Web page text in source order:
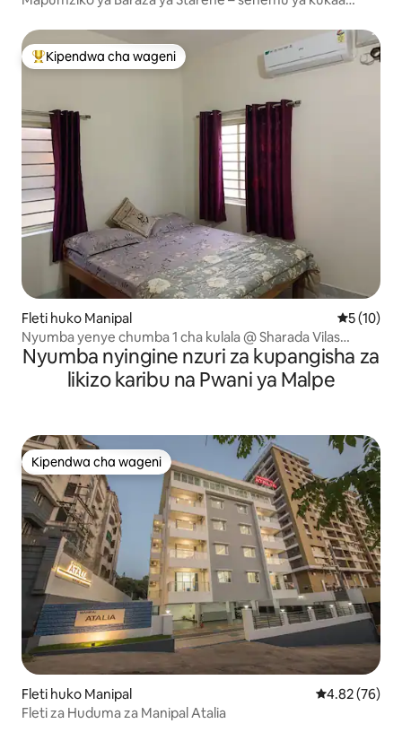
Kipendwa maarufu cha wageni
Kipendwa cha wageni
Fleti huko Manipal Ukadiriaji
5 (10)
Nyumba yenye chumba 1 cha kulala @ Sharada Vilas
Homestay
Nyumba nyingine nzuri za kupangisha za
likizo karibu na Pwani ya Malpe
Kipendwa cha wageni
Kipendwa cha wageni
Fleti huko Manipal Ukadiriaji wa
4.82 (76)
Fleti za Huduma za Manipal Atalia